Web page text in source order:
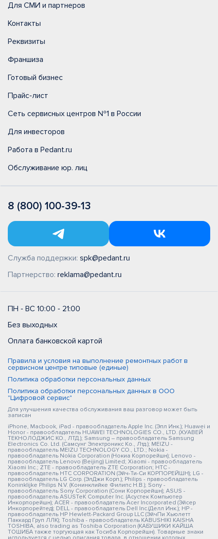
Для СМИ и партнеров
Контакты
Реквизиты
Франшиза
Готовый бизнес
Прайс-лист
Сеть сервисных центров №1 в России
Для инвесторов
Работа в Pedant.ru
Обслуживание юр. лиц
8 (800) 100-39-13
Служба поддержки: spk@pedant.ru
Партнерство: reklama@pedant.ru
ПН - ВС 10:00 - 21:00
Без выходных
Оплата банковской картой
Правила и условия на выполнение ремонтных работ в
сервисном центре типовые (единые)
Политика обработки персональных данных
Политика обработки персональных данных в ООО
"Цифровой сервис"
Для улучшения качества обслуживания ваш разговор может быть
записан
iPhone, Macbook, iPad - правообладатель Apple Inc. (Эпл Инк.); Huawei и
Honor - правообладатель HUAWEI TECHNOLOGIES CO., LTD. (ХУАВЕЙ
ТЕКНОЛОДЖИС КО., ЛТД.); Samsung – правообладатель Samsung
Electronics Co. Ltd. (Самсунг Электроникс Ко., Лтд.); MEIZU -
правообладатель MEIZU TECHNOLOGY CO., LTD.; Nokia -
правообладатель Nokia Corporation (Нокиа Корпорейшн); Lenovo -
правообладатель Lenovo (Beijing) Limited; Xiaomi - правообладатель
Xiaomi Inc.; ZTE - правообладатель ZTE Corporation; HTC -
правообладатель HTC CORPORATION (Эйч-Ти-Си КОРПОРЕЙШН); LG -
правообладатель LG Corp. (ЭлДжи Корп.); Philips - правообладатель
Koninklijke Philips N.V. (Конинклийке Филипс Н.В.); Sony -
правообладатель Sony Corporation (Сони Корпорейшн); ASUS -
правообладатель ASUSTeK Computer Inc. (Асустек Компьютер
Инкорпорейшн); ACER - правообладатель Acer Incorporated (Эйсер
Инкорпорейтед); DELL - правообладатель Dell Inc.(Делл Инк.); HP -
правообладатель HP Hewlett-Packard Group LLC (ЭйчПи Хьюлетт
Паккард Груп ЛЛК); Toshiba - правообладатель KABUSHIKI KAISHA
TOSHIBA, also trading as Toshiba Corporation (КАБУШИКИ КАЙША
ТОШИБА также торгующая как Тосиба Корпорейшн). Товарные знаки